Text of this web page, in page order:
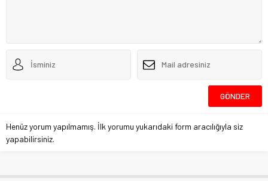
Henüz yorum yapılmamış. İlk yorumu yukarıdaki form aracılığıyla siz
yapabilirsiniz.